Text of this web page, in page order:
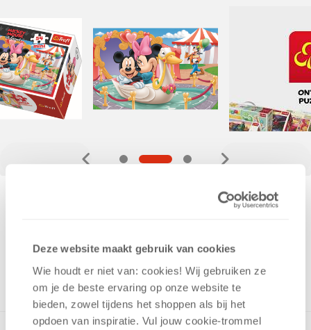
Deze website maakt gebruik van cookies
Wie houdt er niet van: cookies! Wij gebruiken ze
om je de beste ervaring op onze website te
bieden, zowel tijdens het shoppen als bij het
opdoen van inspiratie. Vul jouw cookie-trommel
ONTVANG 10 OVERWINNINGSPUNTEN